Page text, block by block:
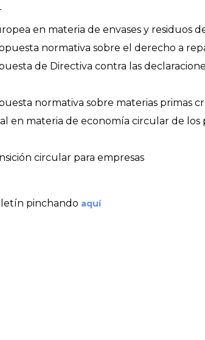
en materia de envases y residuos
normativa sobre el derecho a
de Directiva contra las
normativa sobre materias primas
en materia de economía circular de los
circular para empresas
pinchando aquí